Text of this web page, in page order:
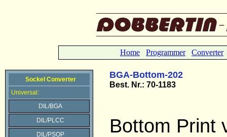
Home Programmer Converter
Sockel Converter
Universal:
DIL/BGA
DIL/PLCC
DIL/PSOP
BGA-Bottom-202
Best. Nr.: 70-1183
Bottom Print